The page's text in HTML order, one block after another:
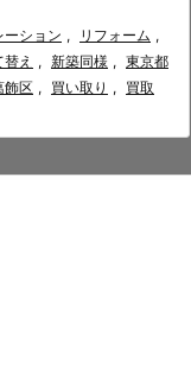
ーション , リフォーム ,
え , 新築同様 , 東京都
飾区 , 買い取り , 買取